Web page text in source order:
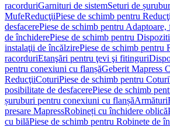
racorduriGarnituri de sistemSeturi de
MufeReducţiiPiese de schimb pentru
desfacerePiese de schimb pentru
de închiderePiese de schimb pentru
instalaţii de încălzirePiese de schimb pentru
racorduriEtanşări pentru ţevi şi fitinguri
pentru conexiuni cu flanșăGeberit Mapress
ReducţiiCoturiPiese de schimb pentru Coturi
posibilitate de desfacerePiese de schimb
șuruburi pentru conexiuni cu flanșăArmături
presare MapressRobineți cu închidere oblică
cu bilăPiese de schimb pentru Robinete de